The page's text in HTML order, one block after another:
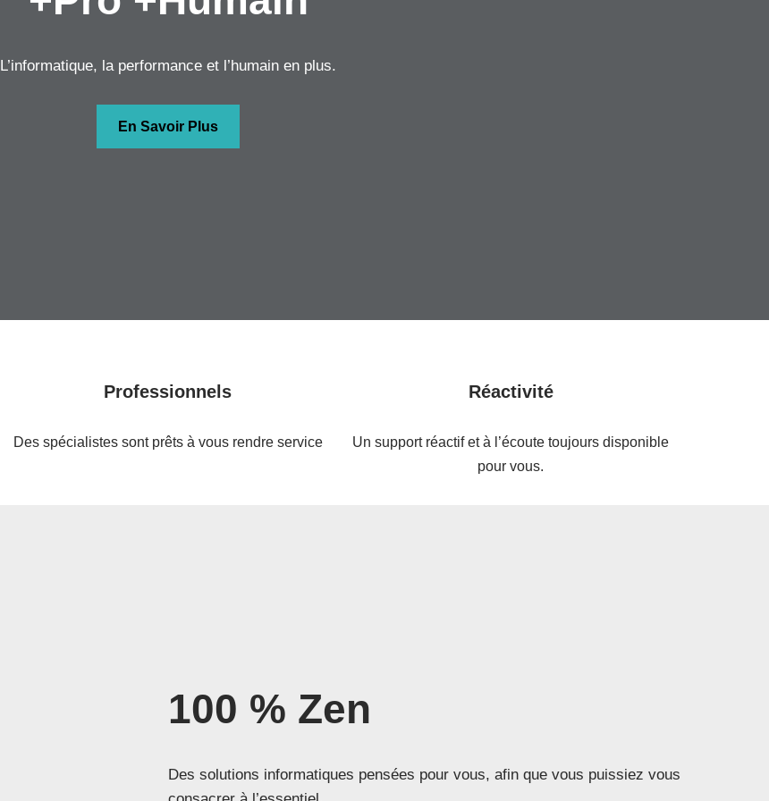
L’informatique, la performance et l’humain en plus.
En Savoir Plus
Professionnels
Des spécialistes sont prêts à vous rendre service
Réactivité
Un support réactif et à l’écoute toujours disponible
pour vous.
100 % Zen
Des solutions informatiques pensées pour vous, afin que vous puissiez vous